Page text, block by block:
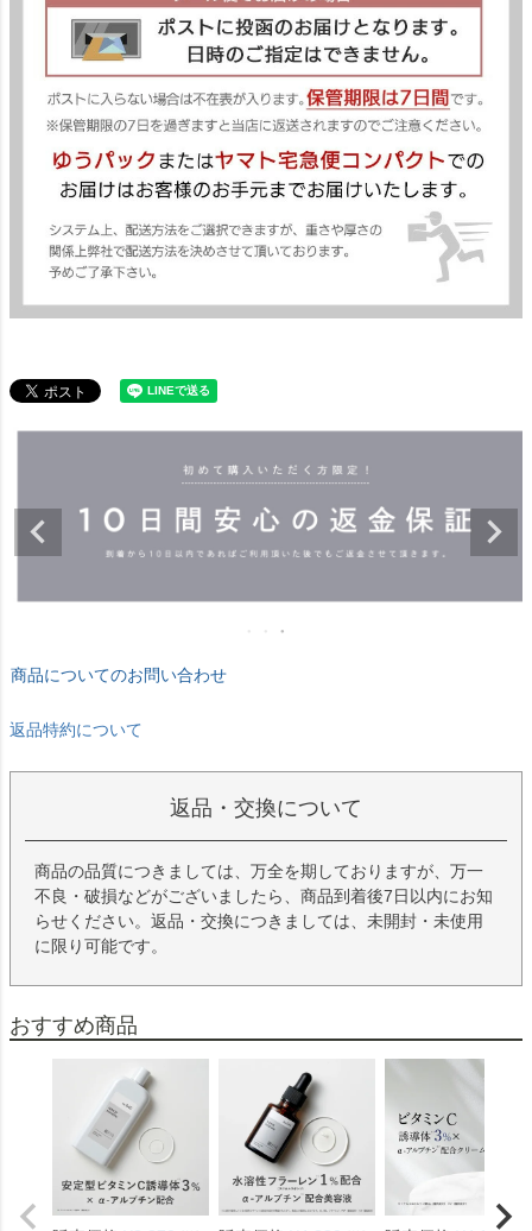
商品についてのお問い合わせ
商品の品質につきましては、万全を期しておりますが、万一
に限り可能です。
おすすめ商品
販売価格 ¥ 3,870
会員価格あり
会員特別価格 ¥3,518
販売価格 ¥ 4,380
会員価格あり
会員特別価格 ¥3,982
4,380
会員価格あり
会員特別価格